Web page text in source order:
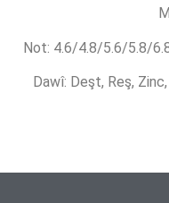
Not: 4.6/4.8/5.6/5.8/
Dawî: Deşt, Reş,